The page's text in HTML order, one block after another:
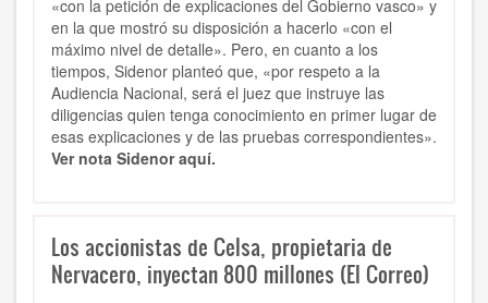
«con la petición de explicaciones del Gobierno vasco» y
en la que mostró su disposición a hacerlo «con el
máximo nivel de detalle». Pero, en cuanto a los
tiempos, Sidenor planteó que, «por respeto a la
Audiencia Nacional, será el juez que instruye las
diligencias quien tenga conocimiento en primer lugar de
esas explicaciones y de las pruebas correspondientes».
Ver nota Sidenor aquí.
Los accionistas de Celsa, propietaria de
Nervacero, inyectan 800 millones (El Correo)